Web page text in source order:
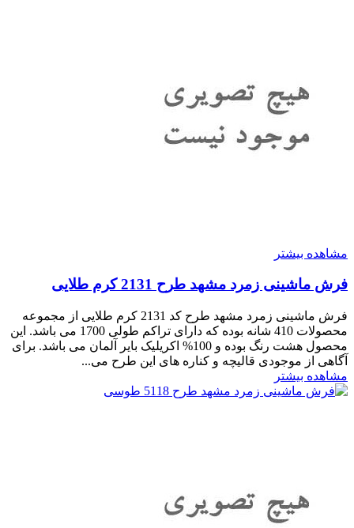
مشاهده بیشتر
فرش ماشینی زمرد مشهد طرح 2131 کرم طلایی
فرش ماشینی زمرد مشهد طرح کد 2131 کرم طلایی از مجموعه
محصولات 410 شانه بوده که دارای تراکم طولی 1700 می باشد. این
محصول هشت رنگ بوده و 100% اکریلیک بایر آلمان می باشد. برای
آگاهی از موجودی قالیچه و کناره های این طرح می...
مشاهده بیشتر